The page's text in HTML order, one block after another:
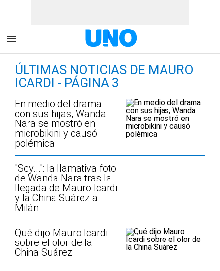
ÚLTIMAS NOTICIAS DE MAURO
ICARDI - PÁGINA 3
En medio del drama
con sus hijas, Wanda
Nara se mostró en
microbikini y causó
polémica
"Soy...": la llamativa foto
de Wanda Nara tras la
llegada de Mauro Icardi
y la China Suárez a
Milán
Qué dijo Mauro Icardi
sobre el olor de la
China Suárez